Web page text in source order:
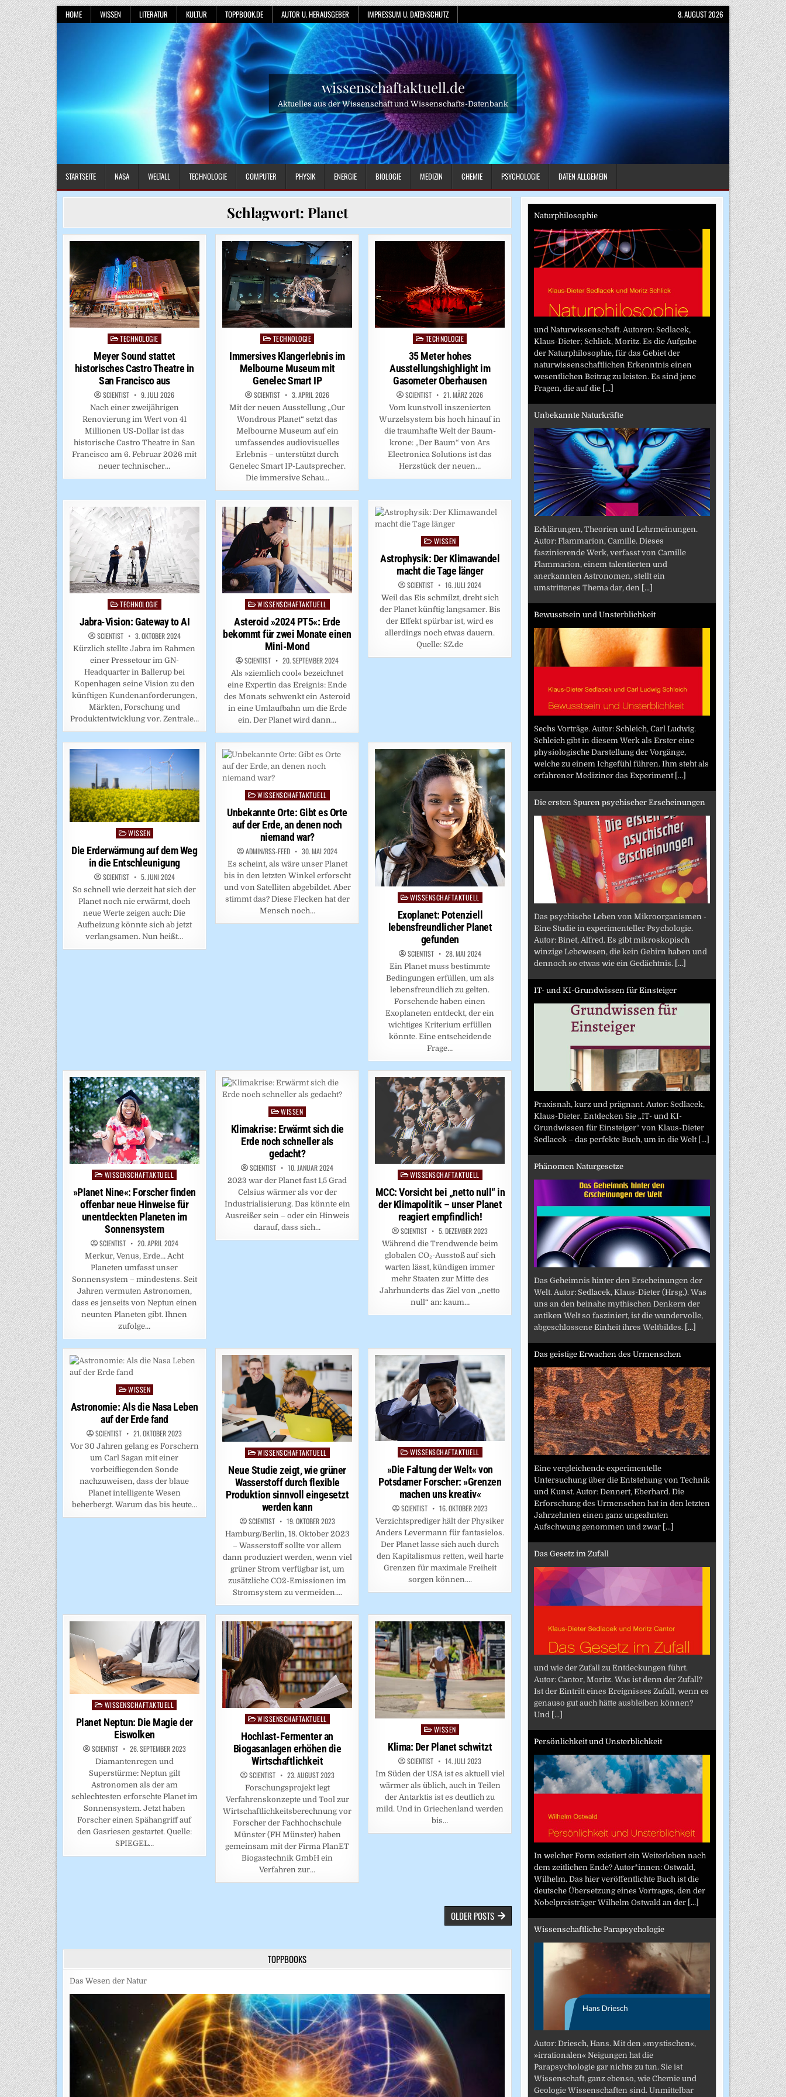
Skip
to
content
HOME WISSEN LITERATUR KULTUR TOPPBOOK.DE AUTOR U. HERAUSGEBER IMPRESSUM U. DATENSCHUTZ 8. AUGUST 2026
wissenschaftaktuell.de
Aktuelles aus der Wissenschaft und Wissenschafts-Datenbank
STARTSEITE NASA WELTALL TECHNOLOGIE COMPUTER PHYSIK ENERGIE BIOLOGIE MEDIZIN CHEMIE PSYCHOLOGIE DATEN ALLGEMEIN
Schlagwort: Planet
PostedTECHNOLOGIE
Meyer Sound stattet
historisches Castro Theatre in
San Francisco aus
SCIENTIST 9. JULI 2026
Nach einer zweijährigen
Renovierung im Wert von 41
Millionen US-Dollar ist das
historische Castro Theatre in San
Francisco am 6. Februar 2026 mit
neuer technischer…
Posted
in
TECHNOLOGIE
Immersives Klangerlebnis im
Melbourne Museum mit
Genelec Smart IP
SCIENTIST 3. APRIL 2026
Mit der neuen Ausstellung „Our
Wondrous Planet“ setzt das
Melbourne Museum auf ein
umfassendes audiovisuelles
Erlebnis – unterstützt durch
Genelec Smart IP-Lautsprecher.
Die immersive Schau…
PostedTECHNOLOGIE
35 Meter hohes
Ausstellungshighlight im
Gasometer Oberhausen
SCIENTIST 21. MÄRZ 2026
Vom kunstvoll inszenierten
Wurzelsystem bis hoch hinauf in
die traumhafte Welt der Baum-
krone: „Der Baum“ von Ars
Electronica Solutions ist das
Herzstück der neuen…
Posted
in
TECHNOLOGIE
Jabra-Vision: Gateway to AI
SCIENTIST 3. OKTOBER 2024
Kürzlich stellte Jabra im Rahmen
einer Pressetour im GN-
Headquarter in Ballerup bei
Kopenhagen seine Vision zu den
künftigen Kundenanforderungen,
Märkten, Forschung und
Produktentwicklung vor. Zentrale…
PostedWISSENSCHAFTAKTUELL
Asteroid »2024 PT5«: Erde
bekommt für zwei Monate einen
Mini-Mond
SCIENTIST 20. SEPTEMBER 2024
Als »ziemlich cool« bezeichnet
eine Expertin das Ereignis: Ende
des Monats schwenkt ein Asteroid
in eine Umlaufbahn um die Erde
ein. Der Planet wird dann…
Posted
in
WISSEN
Astrophysik: Der Klimawandel
macht die Tage länger
SCIENTIST 16. JULI 2024
Weil das Eis schmilzt, dreht sich
der Planet künftig langsamer. Bis
der Effekt spürbar ist, wird es
allerdings noch etwas dauern.
Quelle: SZ.de
Posted
in
WISSEN
Die Erderwärmung auf dem Weg
in die Entschleunigung
SCIENTIST 5. JUNI 2024
So schnell wie derzeit hat sich der
Planet noch nie erwärmt, doch
neue Werte zeigen auch: Die
Aufheizung könnte sich ab jetzt
verlangsamen. Nun heißt…
Posted
in
WISSENSCHAFTAKTUELL
Unbekannte Orte: Gibt es Orte
auf der Erde, an denen noch
niemand war?
ADMIN/RSS-FEED 30. MAI 2024
Es scheint, als wäre unser Planet
bis in den letzten Winkel erforscht
und von Satelliten abgebildet. Aber
stimmt das? Diese Flecken hat der
Mensch noch…
PostedWISSENSCHAFTAKTUELL
Exoplanet: Potenziell
lebensfreundlicher Planet
gefunden
SCIENTIST 28. MAI 2024
Ein Planet muss bestimmte
Bedingungen erfüllen, um als
lebensfreundlich zu gelten.
Forschende haben einen
Exoplaneten entdeckt, der ein
wichtiges Kriterium erfüllen
könnte. Eine entscheidende
Frage…
PostedWISSENSCHAFTAKTUELL
»Planet Nine«: Forscher finden
offenbar neue Hinweise für
unentdeckten Planeten im
Sonnensystem
SCIENTIST 20. APRIL 2024
Merkur, Venus, Erde… Acht
Planeten umfasst unser
Sonnensystem – mindestens. Seit
Jahren vermuten Astronomen,
dass es jenseits von Neptun einen
neunten Planeten gibt. Ihnen
zufolge…
PostedWISSEN
Klimakrise: Erwärmt sich die
Erde noch schneller als
gedacht?
SCIENTIST 10. JANUAR 2024
2023 war der Planet fast 1,5 Grad
Celsius wärmer als vor der
Industrialisierung. Das könnte ein
Ausreißer sein – oder ein Hinweis
darauf, dass sich…
PostedWISSENSCHAFTAKTUELL
MCC: Vorsicht bei „netto null“ in
der Klimapolitik – unser Planet
reagiert empfindlich!
SCIENTIST 5. DEZEMBER 2023
Während die Trendwende beim
globalen CO₂-Ausstoß auf sich
warten lässt, kündigen immer
mehr Staaten zur Mitte des
Jahrhunderts das Ziel von „netto
null“ an: kaum…
PostedWISSEN
Astronomie: Als die Nasa Leben
auf der Erde fand
SCIENTIST 21. OKTOBER 2023
Vor 30 Jahren gelang es Forschern
um Carl Sagan mit einer
vorbeifliegenden Sonde
nachzuweisen, dass der blaue
Planet intelligente Wesen
beherbergt. Warum das bis heute…
PostedWISSENSCHAFTAKTUELL
Neue Studie zeigt, wie grüner
Wasserstoff durch flexible
Produktion sinnvoll eingesetzt
werden kann
SCIENTIST 19. OKTOBER 2023
Hamburg/Berlin, 18. Oktober 2023
– Wasserstoff sollte vor allem
dann produziert werden, wenn viel
grüner Strom verfügbar ist, um
zusätzliche CO2-Emissionen im
Stromsystem zu vermeiden….
Posted
in
WISSENSCHAFTAKTUELL
»Die Faltung der Welt« von
Potsdamer Forscher: »Grenzen
machen uns kreativ«
SCIENTIST 16. OKTOBER 2023
Verzichtsprediger hält der Physiker
Anders Levermann für fantasielos.
Der Planet lasse sich auch durch
den Kapitalismus retten, weil harte
Grenzen für maximale Freiheit
sorgen können….
PostedWISSENSCHAFTAKTUELL
Planet Neptun: Die Magie der
Eiswolken
SCIENTIST 26. SEPTEMBER 2023
Diamantenregen und
Superstürme: Neptun gilt
Astronomen als der am
schlechtesten erforschte Planet im
Sonnensystem. Jetzt haben
Forscher einen Spähangriff auf
den Gasriesen gestartet. Quelle:
SPIEGEL…
Posted
in
WISSENSCHAFTAKTUELL
Hochlast-Fermenter an
Biogasanlagen erhöhen die
Wirtschaftlichkeit
SCIENTIST 23. AUGUST 2023
Forschungsprojekt legt
Verfahrenskonzepte und Tool zur
Wirtschaftlichkeitsberechnung vor
Forscher der Fachhochschule
Münster (FH Münster) haben
gemeinsam mit der Firma PlanET
Biogastechnik GmbH ein
Verfahren zur…
PostedWISSEN
Klima: Der Planet schwitzt
SCIENTIST 14. JULI 2023
Im Süden der USA ist es aktuell viel
wärmer als üblich, auch in Teilen
der Antarktis ist es deutlich zu
mild. Und in Griechenland werden
bis…
OLDER POSTS
TOPPBOOKS
Das Wesen der Natur
Naturphilosophie
und Naturwissenschaft. Autoren: Sedlacek,
Klaus-Dieter; Schlick, Moritz. Es die Aufgabe
der Naturphilosophie, für das Gebiet der
naturwissenschaftlichen Erkenntnis einen
wesentlichen Beitrag zu leisten. Es sind jene
Fragen, die auf die [...]
Unbekannte Naturkräfte
Erklärungen, Theorien und Lehrmeinungen.
Autor: Flammarion, Camille. Dieses
faszinierende Werk, verfasst von Camille
Flammarion, einem talentierten und
anerkannten Astronomen, stellt ein
umstrittenes Thema dar, den [...]
Bewusstsein und Unsterblichkeit
Sechs Vorträge. Autor: Schleich, Carl Ludwig.
Schleich gibt in diesem Werk als Erster eine
physiologische Darstellung der Vorgänge,
welche zu einem Ichgefühl führen. Ihm steht als
erfahrener Mediziner das Experiment [...]
Die ersten Spuren psychischer Erscheinungen
Das psychische Leben von Mikroorganismen -
Eine Studie in experimenteller Psychologie.
Autor: Binet, Alfred. Es gibt mikroskopisch
winzige Lebewesen, die kein Gehirn haben und
dennoch so etwas wie ein Gedächtnis. [...]
IT- und KI-Grundwissen für Einsteiger
Praxisnah, kurz und prägnant. Autor: Sedlacek,
Klaus-Dieter. Entdecken Sie „IT- und KI-
Grundwissen für Einsteiger“ von Klaus-Dieter
Sedlacek – das perfekte Buch, um in die Welt [...]
Phänomen Naturgesetze
Das Geheimnis hinter den Erscheinungen der
Welt. Autor: Sedlacek, Klaus-Dieter (Hrsg.). Was
uns an den beinahe mythischen Denkern der
antiken Welt so fasziniert, ist die wundervolle,
abgeschlossene Einheit ihres Weltbildes. [...]
Das geistige Erwachen des Urmenschen
Eine vergleichende experimentelle
Untersuchung über die Entstehung von Technik
und Kunst. Autor: Dennert, Eberhard. Die
Erforschung des Urmenschen hat in den letzten
Jahrzehnten einen ganz ungeahnten
Aufschwung genommen und zwar [...]
Das Gesetz im Zufall
und wie der Zufall zu Entdeckungen führt.
Autor: Cantor, Moritz. Was ist denn der Zufall?
Ist der Eintritt eines Ereignisses Zufall, wenn es
genauso gut auch hätte ausbleiben können?
Und [...]
Persönlichkeit und Unsterblichkeit
In welcher Form existiert ein Weiterleben nach
dem zeitlichen Ende? Autor*innen: Ostwald,
Wilhelm. Das hier veröffentlichte Buch ist die
deutsche Übersetzung eines Vortrages, den der
Nobelpreisträger Wilhelm Ostwald an der [...]
Wissenschaftliche Parapsychologie
Autor: Driesch, Hans. Mit den »mystischen«,
»irrationalen« Neigungen hat die
Parapsychologie gar nichts zu tun. Sie ist
Wissenschaft, ganz ebenso, wie Chemie und
Geologie Wissenschaften sind. Unmittelbar